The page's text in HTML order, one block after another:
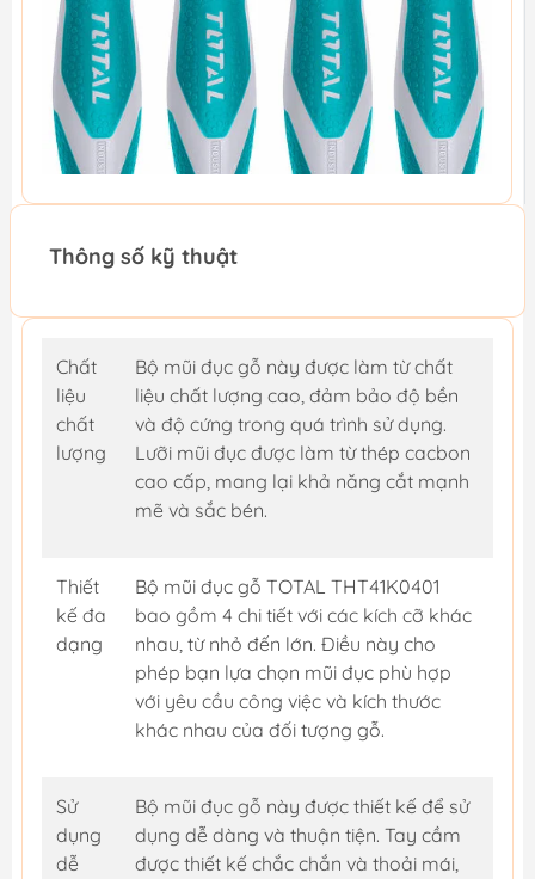
Thông số kỹ thuật
Chất
liệu
chất
lượng
Bộ mũi đục gỗ này được làm từ chất
liệu chất lượng cao, đảm bảo độ bền
và độ cứng trong quá trình sử dụng.
Lưỡi mũi đục được làm từ thép cacbon
cao cấp, mang lại khả năng cắt mạnh
mẽ và sắc bén.
Thiết
kế đa
dạng
Bộ mũi đục gỗ TOTAL THT41K0401
bao gồm 4 chi tiết với các kích cỡ khác
nhau, từ nhỏ đến lớn. Điều này cho
phép bạn lựa chọn mũi đục phù hợp
với yêu cầu công việc và kích thước
khác nhau của đối tượng gỗ.
Sử
dụng
dễ
Bộ mũi đục gỗ này được thiết kế để sử
dụng dễ dàng và thuận tiện. Tay cầm
được thiết kế chắc chắn và thoải mái,